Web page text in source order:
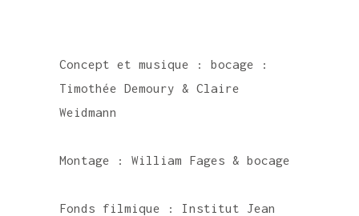
Concept et musique : bocage :
Timothée Demoury & Claire
Weidmann
Montage : William Fages & bocage
Fonds filmique : Institut Jean